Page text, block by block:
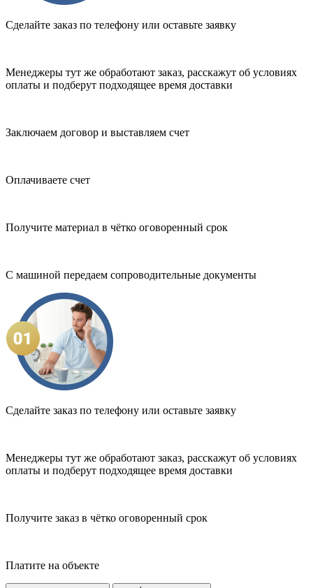
Сделайте заказ по телефону или оставьте заявку
Менеджеры тут же обработают заказ, расскажут об условиях
оплаты и подберут подходящее время доставки
Заключаем договор и выставляем счет
Оплачиваете счет
Получите материал в чётко оговоренный срок
С машиной передаем сопроводительные документы
Сделайте заказ по телефону или оставьте заявку
Менеджеры тут же обработают заказ, расскажут об условиях
оплаты и подберут подходящее время доставки
Получите заказ в чётко оговоренный срок
Платите на объекте